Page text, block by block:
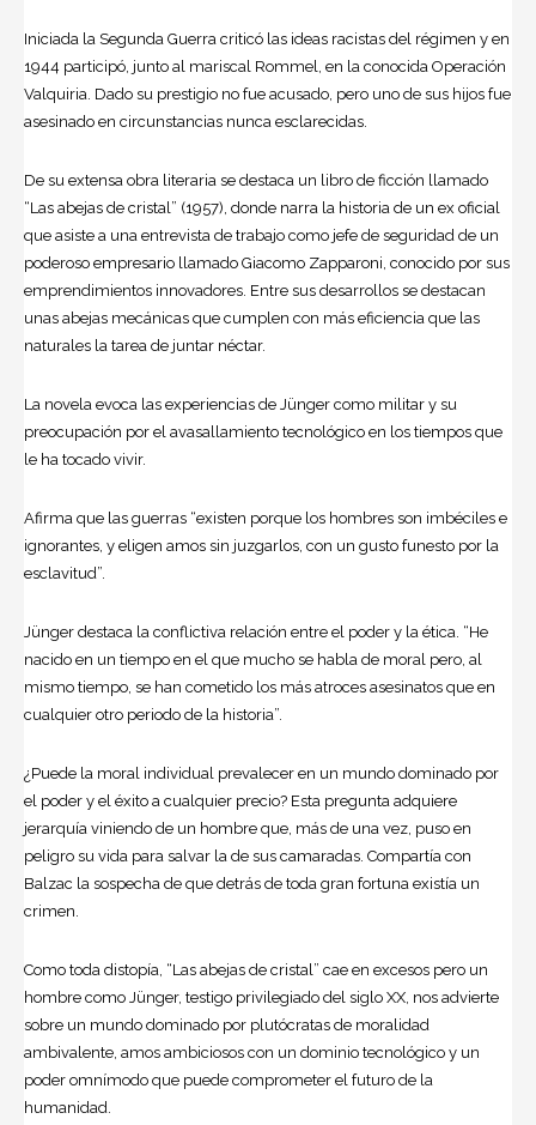
Iniciada la Segunda Guerra criticó las ideas racistas del régimen y en
1944 participó, junto al mariscal Rommel, en la conocida Operación
Valquiria. Dado su prestigio no fue acusado, pero uno de sus hijos fue
asesinado en circunstancias nunca esclarecidas.
De su extensa obra literaria se destaca un libro de ficción llamado
“Las abejas de cristal” (1957), donde narra la historia de un ex oficial
que asiste a una entrevista de trabajo como jefe de seguridad de un
poderoso empresario llamado Giacomo Zapparoni, conocido por sus
emprendimientos innovadores. Entre sus desarrollos se destacan
unas abejas mecánicas que cumplen con más eficiencia que las
naturales la tarea de juntar néctar.
La novela evoca las experiencias de Jünger como militar y su
preocupación por el avasallamiento tecnológico en los tiempos que
le ha tocado vivir.
Afirma que las guerras “existen porque los hombres son imbéciles e
ignorantes, y eligen amos sin juzgarlos, con un gusto funesto por la
esclavitud”.
Jünger destaca la conflictiva relación entre el poder y la ética. “He
nacido en un tiempo en el que mucho se habla de moral pero, al
mismo tiempo, se han cometido los más atroces asesinatos que en
cualquier otro periodo de la historia”.
¿Puede la moral individual prevalecer en un mundo dominado por
el poder y el éxito a cualquier precio? Esta pregunta adquiere
jerarquía viniendo de un hombre que, más de una vez, puso en
peligro su vida para salvar la de sus camaradas. Compartía con
Balzac la sospecha de que detrás de toda gran fortuna existía un
crimen.
Como toda distopía, “Las abejas de cristal” cae en excesos pero un
hombre como Jünger, testigo privilegiado del siglo XX, nos advierte
sobre un mundo dominado por plutócratas de moralidad
ambivalente, amos ambiciosos con un dominio tecnológico y un
poder omnímodo que puede comprometer el futuro de la
humanidad.